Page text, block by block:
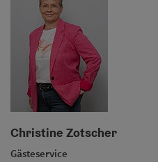
Christine Zotscher
Gästeservice